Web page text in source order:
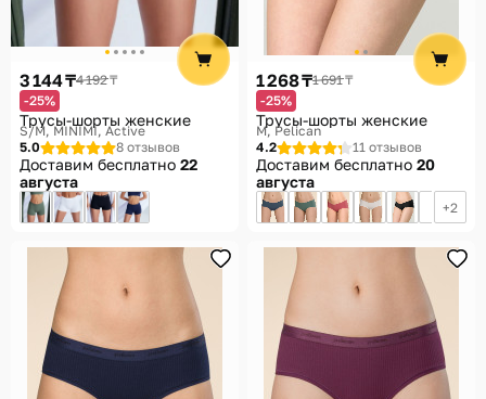
3 144 ₸4 192 ₸
-25%
Трусы-шорты женские
S/M MINIMI, Active
5.0
8 отзывов
Доставим бесплатно 22
августа
1 268 ₸1 691 ₸
-25%
Трусы-шорты женские
M Pelican
4.2
11 отзывов
Доставим бесплатно 20
августа
2